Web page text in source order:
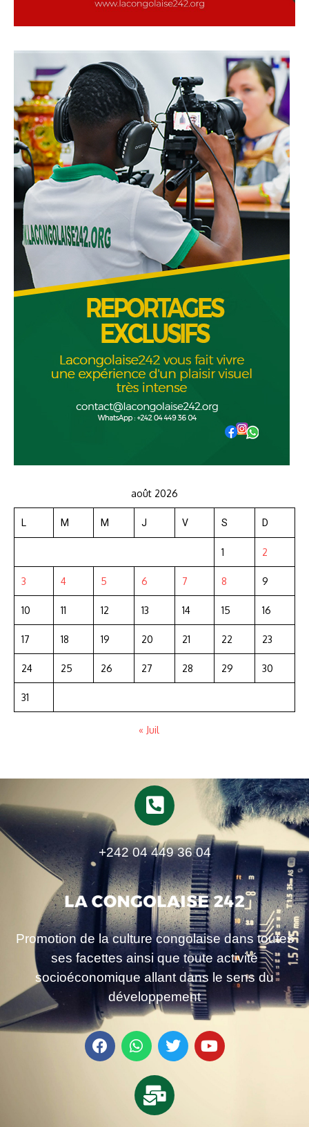
août 2026
L M M J V S D
1 2
3 4 5 6 7 8 9
10 11 12 13 14 15 16
17 18 19 20 21 22 23
24 25 26 27 28 29 30
31
« Juil
+242 04 449 36 04
Promotion de la culture congolaise dans toutes
ses facettes ainsi que toute activité
socioéconomique allant dans le sens du
développement